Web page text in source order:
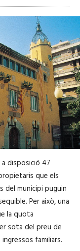
disposició 47
que els
del municipi puguin
Per això, una
la quota
sota del preu de
familiars.